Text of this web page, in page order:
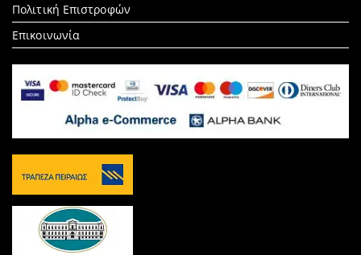
Πολιτική Επιστροφών
Επικοινωνία